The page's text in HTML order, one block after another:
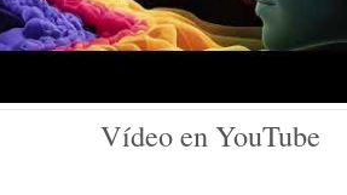
Vídeo en YouTube